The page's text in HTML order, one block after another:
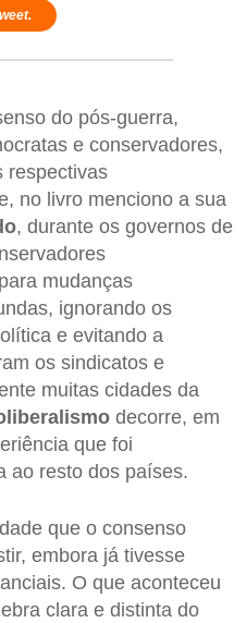
do pós-guerra,
e conservadores,
respectivas
no livro menciono a sua
, durante os governos de
mudanças
ignorando os
e evitando a
os sindicatos e
muitas cidades da
decorre, em
que foi
ao resto dos países.
que o consenso
embora já tivesse
O que aconteceu
clara e distinta do